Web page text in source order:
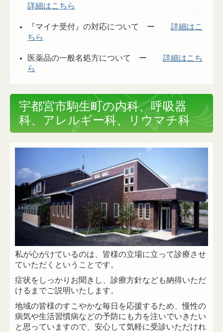
詳細はこちら
『マイナ受付』の対応について ー
詳細はこ
ちら
医薬品の一般名処方について ー
詳細はこち
ら
宇都宮市駒生町の内科、呼吸器
科、アレルギー科、リウマチ科
私が心がけているのは、皆様の立場に立って診療させ
ていただくということです。
症状をしっかりお聞きし、診療方針なども納得いただ
けるまでご説明いたします。
地域の皆様のすこやかな毎日を応援するため、慢性の
病気や生活習慣病などの予防にも力を注いでいきたい
と思っていますので、安心して気軽に受診いただけれ